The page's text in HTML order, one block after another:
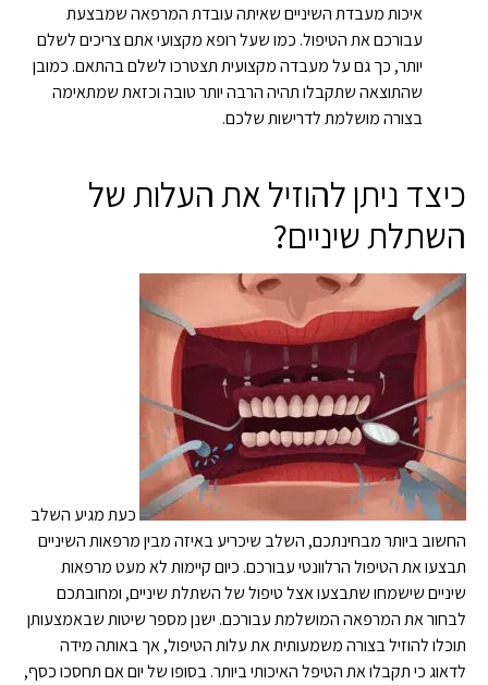
איכות מעבדת השיניים שאיתה עובדת המרפאה שמבצעת
עבורכם את הטיפול. כמו שעל רופא מקצועי אתם צריכים לשלם
יותר, כך גם על מעבדה מקצועית תצטרכו לשלם בהתאם. כמובן
שהתוצאה שתקבלו תהיה הרבה יותר טובה וכזאת שמתאימה
בצורה מושלמת לדרישות שלכם.
כיצד ניתן להוזיל את העלות של
השתלת שיניים?
כעת מגיע השלב
החשוב ביותר מבחינתכם, השלב שיכריע באיזה מבין מרפאות השיניים
תבצעו את הטיפול הרלוונטי עבורכם. כיום קיימות לא מעט מרפאות
שיניים שישמחו שתבצעו אצל טיפול של השתלת שיניים, ומחובתכם
לבחור את המרפאה המושלמת עבורכם. ישנן מספר שיטות שבאמצעותן
תוכלו להוזיל בצורה משמעותית את עלות הטיפול, אך באותה מידה
לדאוג כי תקבלו את הטיפל האיכותי ביותר. בסופו של יום אם תחסכו כסף,